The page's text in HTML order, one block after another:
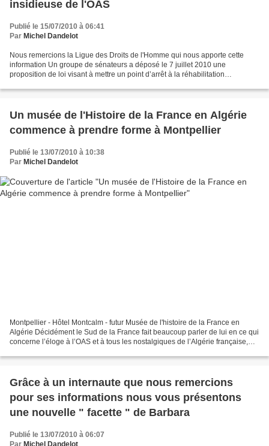
insidieuse de l'OAS
Publié le 15/07/2010 à 06:41
Par Michel Dandelot
Nous remercions la Ligue des Droits de l'Homme qui nous apporte cette
information Un groupe de sénateurs a déposé le 7 juillet 2010 une
proposition de loi visant à mettre un point d’arrêt à la réhabilitation
Un musée de l'Histoire de la France en Algérie
commence à prendre forme à Montpellier
Publié le 13/07/2010 à 10:38
Par Michel Dandelot
Montpellier - Hôtel Montcalm - futur Musée de l'histoire de la France en
Algérie Décidément le Sud de la France fait beaucoup parler de lui en ce qui
concerne l’éloge à l’OAS et à tous les nostalgiques de l’Algérie française,
Grâce à un internaute que nous remercions
pour ses informations nous vous présentons
une nouvelle " facette " de Barbara
Publié le 13/07/2010 à 06:07
Par Michel Dandelot